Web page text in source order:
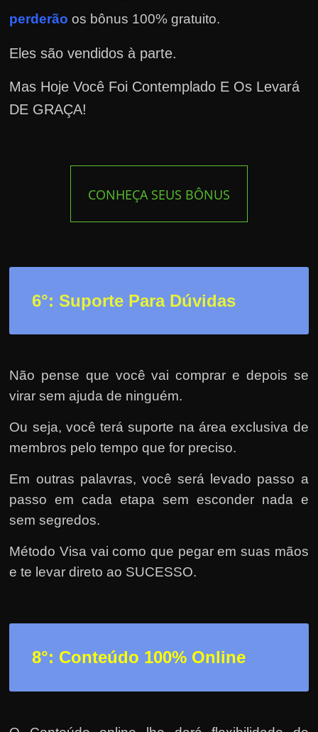
perderão os bônus 100% gratuito.
Eles são vendidos à parte.
Mas Hoje Você Foi Contemplado E Os Levará
DE GRAÇA!
CONHEÇA SEUS BÔNUS
6°: Suporte Para Dúvidas
Não pense que você vai comprar e depois se
virar sem ajuda de ninguém.
Ou seja, você terá suporte na área exclusiva de
membros pelo tempo que for preciso.
Em outras palavras, você será levado passo a
passo em cada etapa sem esconder nada e
sem segredos.
Método Visa vai como que pegar em suas mãos
e te levar direto ao SUCESSO.
8°: Conteúdo 100% Online